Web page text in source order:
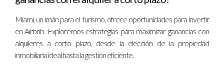
Española Way. El divertido lugar te invita a ti
y a tus amigos a disfrutar de un festín familiar
de Friendsgiving que incluye su famoso
cochinillo medio asado con pork jus, acelgas
Miami, un imán para el turismo, ofrece oportunidades para invertir
en Airbnb. Exploremos estrategias para maximizar ganancias con
alquileres a corto plazo, desde la elección de la propiedad
inmobiliaria ideal hasta la gestión eficiente.